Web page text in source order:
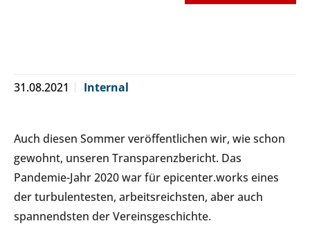
31.08.2021 Internal
Auch diesen Sommer veröffentlichen wir, wie schon
gewohnt, unseren Transparenzbericht. Das
Pandemie-Jahr 2020 war für epicenter.works eines
der turbulentesten, arbeitsreichsten, aber auch
spannendsten der Vereinsgeschichte.